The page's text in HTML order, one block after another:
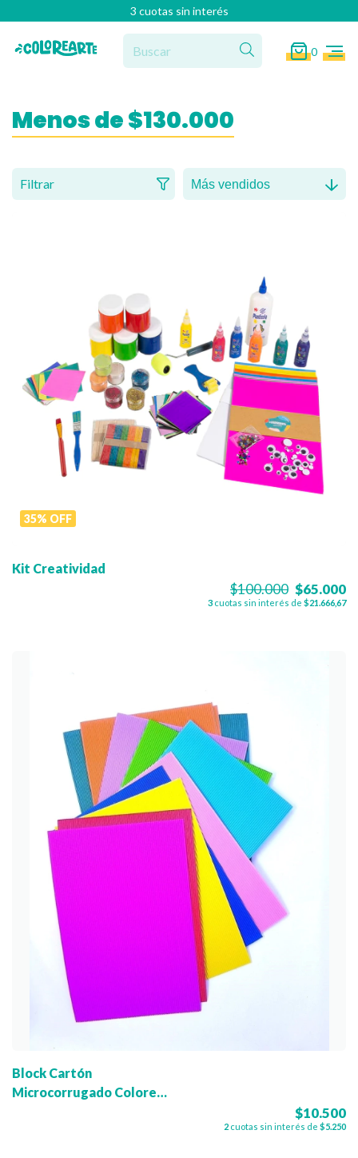
3 cuotas sin interés
0
Menos de $130.000
Filtrar
35% OFF
Kit Creatividad
$100.000 $65.000
3 cuotas sin interés de $21.666,67
Block Cartón
Microcorrugado Colores -
$10.500
2 cuotas sin interés de $5.250